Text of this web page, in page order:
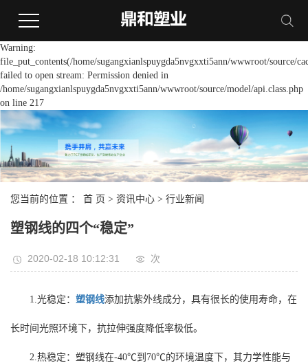
Warning:
file_put_contents(/home/sugangxianlspuygda5nvgxxti5ann/wwwroot/source/
failed to open stream: Permission denied in
/home/sugangxianlspuygda5nvgxxti5ann/wwwroot/source/model/api.class.php
on line 217
您当前的位置 ： 首 页 > 资讯中心 > 行业新闻
塑钢线的四个“稳定”
2020-02-18 10:12:31 次
1.光稳定： 塑钢线添加抗紫外线成分，具有很长的使用寿命，在
长时间光照环境下，抗拉伸强度降低率极低。
2.热稳定：塑钢线在-40℃到70℃的环境温度下，其力学性能与